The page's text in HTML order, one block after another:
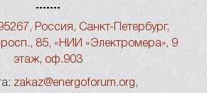
Россия, Санкт-Петербург,
85, «НИИ «Электромера», 9
этаж, оф.903
zakaz@energoforum.org ,